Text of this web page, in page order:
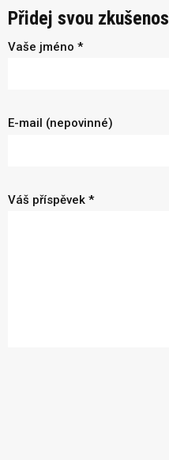
Přidej svou
Vaše jméno *
E-mail (nepovinné)
Váš příspěvek *